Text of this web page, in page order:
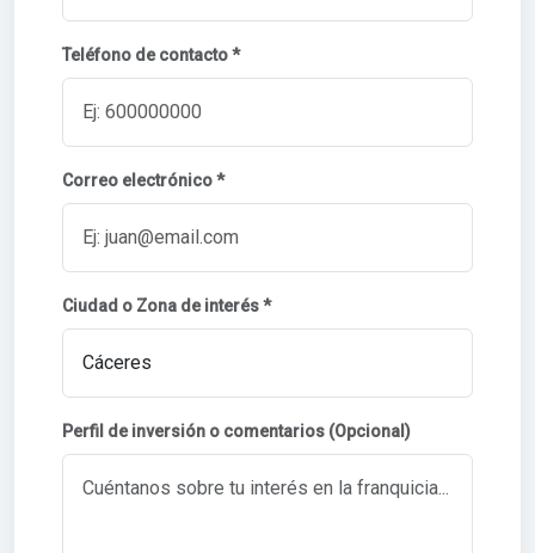
Teléfono de contacto *
Correo electrónico *
Ciudad o Zona de interés *
Perfil de inversión o comentarios (Opcional)